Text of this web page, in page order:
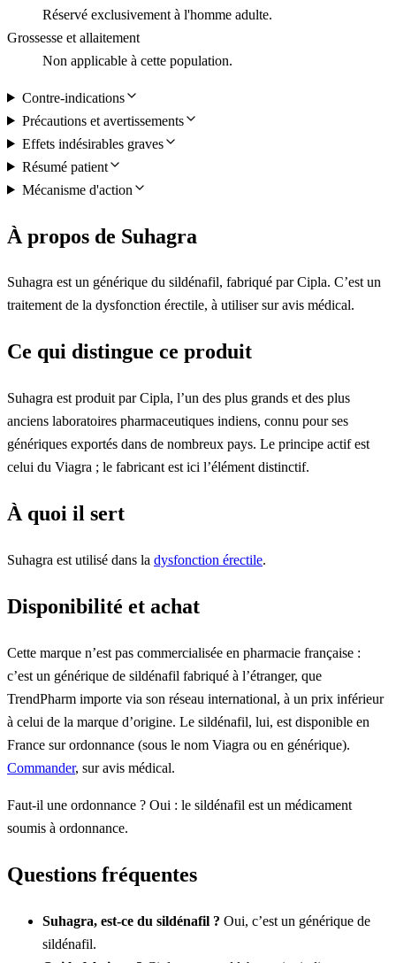
Réservé exclusivement à l'homme adulte.
Grossesse et allaitement
Non applicable à cette population.
Contre-indications
Précautions et avertissements
Effets indésirables graves
Résumé patient
Mécanisme d'action
À propos de Suhagra
Suhagra est un générique du sildénafil, fabriqué par Cipla. C’est un
traitement de la dysfonction érectile, à utiliser sur avis médical.
Ce qui distingue ce produit
Suhagra est produit par Cipla, l’un des plus grands et des plus
anciens laboratoires pharmaceutiques indiens, connu pour ses
génériques exportés dans de nombreux pays. Le principe actif est
celui du Viagra ; le fabricant est ici l’élément distinctif.
À quoi il sert
Suhagra est utilisé dans la dysfonction érectile.
Disponibilité et achat
Cette marque n’est pas commercialisée en pharmacie française :
c’est un générique de sildénafil fabriqué à l’étranger, que
TrendPharm importe via son réseau international, à un prix inférieur
à celui de la marque d’origine. Le sildénafil, lui, est disponible en
France sur ordonnance (sous le nom Viagra ou en générique).
Commander, sur avis médical.
Faut-il une ordonnance ? Oui : le sildénafil est un médicament
soumis à ordonnance.
Questions fréquentes
Suhagra, est-ce du sildénafil ? Oui, c’est un générique de
sildénafil.